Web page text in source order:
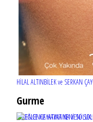
HİLAL ALTINBİLEK ve SERKAN
Gurme
EĞLENCE HAYATINA YENİ